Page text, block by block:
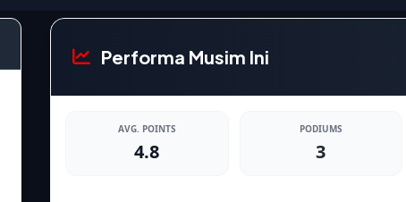
Performa Musim Ini
AVG. POINTS
4.8
PODIUMS
3